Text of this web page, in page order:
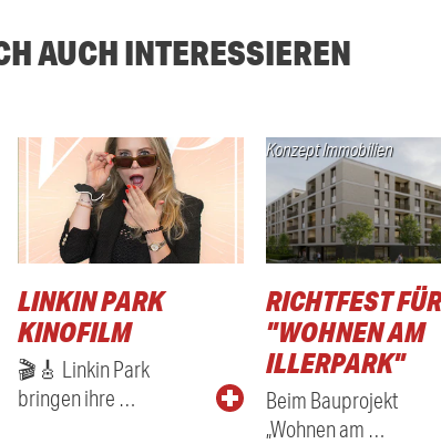
AUCH INTERESSIEREN
LINKIN PARK
KINOFILM
🎬🎸 Linkin Park
bringen ihre …
Konzept Immobilien
RICHTFEST
"WOHNEN AM
ILLERPARK"
Beim Bauprojekt
„Wohnen am …